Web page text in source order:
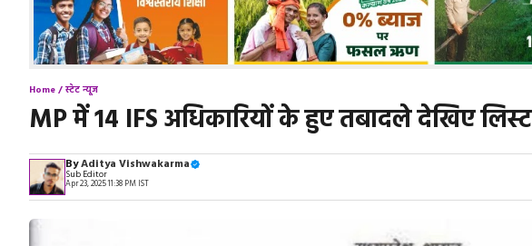
Home /स्टेट न्यूज
MP में 14 IFS अधिकारियों के हुए तबादले देखिए लिस्ट
ByAditya Vishwakarma
Sub Editor
Apr 23, 2025 11:38 PM IST